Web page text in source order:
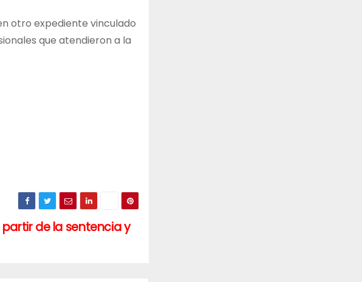
otro expediente vinculado
que atendieron a la
de la sentencia y